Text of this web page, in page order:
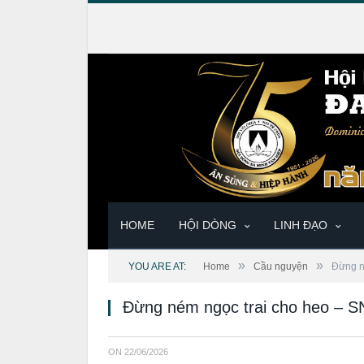
HOME HỘI DÒNG LINH ĐẠO
YOU ARE AT: Home » Cầu nguyện » Đừng
Đừng ném ngọc trai cho heo –
ON 22/06/2026